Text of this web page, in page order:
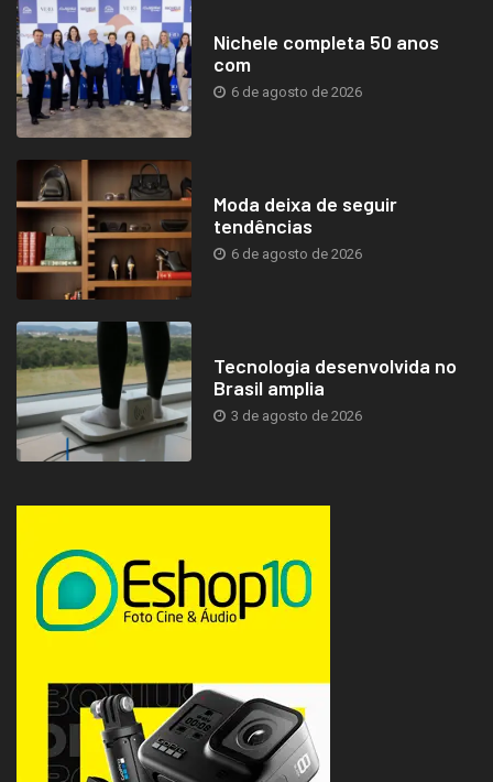
Nichele completa 50 anos
com
6 de agosto de 2026
Moda deixa de seguir
tendências
6 de agosto de 2026
Tecnologia desenvolvida no
Brasil amplia
3 de agosto de 2026